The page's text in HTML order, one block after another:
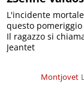
Montjovet
L'incidente
questo pomeriggio
Il ragazzo si
Jeantet